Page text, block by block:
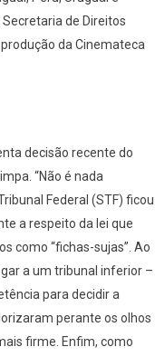
de Direitos
da Cinemateca
decisão recente do
“Não é nada
Federal (STF) ficou
a respeito da lei que
como “fichas-sujas”. Ao
a um tribunal inferior –
para decidir a
perante os olhos
firme. Enfim, como